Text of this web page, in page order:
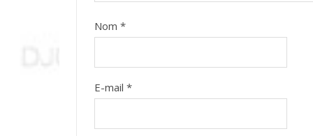
Nom *
E-mail *